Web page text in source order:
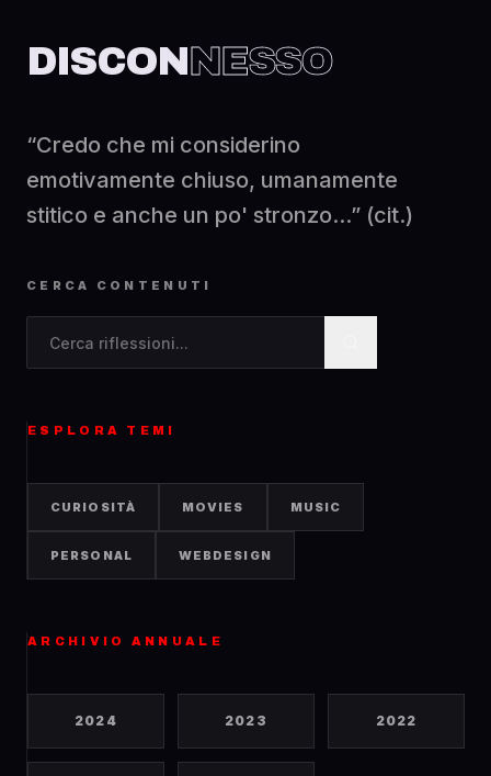
DISCONNESSO
“Credo che mi considerino
emotivamente chiuso, umanamente
stitico e anche un po' stronzo...” (cit.)
CERCA CONTENUTI
ESPLORA TEMI
CURIOSITÀ MOVIES MUSIC
PERSONAL WEBDESIGN
ARCHIVIO ANNUALE
2024 2023 2022